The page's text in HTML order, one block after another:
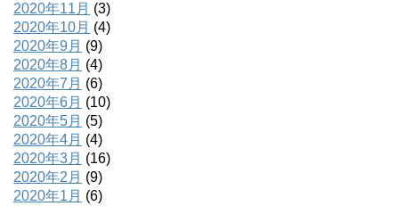
2020年11月 (3)
2020年10月 (4)
2020年9月 (9)
2020年8月 (4)
2020年7月 (6)
2020年6月 (10)
2020年5月 (5)
2020年4月 (4)
2020年3月 (16)
2020年2月 (9)
2020年1月 (6)